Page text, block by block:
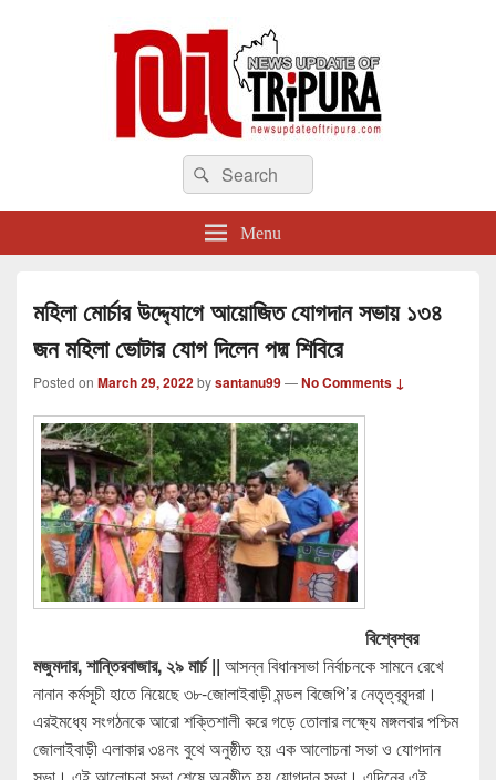
newsupdateoftripura.com
The one & only exceptional Bengali Version online news & infotainment portal
in Tripura.
Search
for:
Search
Menu
মহিলা মোর্চার উদ্দ্যোগে আয়োজিত যোগদান সভায় ১৩৪
জন মহিলা ভোটার যোগ দিলেন পদ্ম শিবিরে
Posted on March 29, 2022bysantanu99—No Comments ↓
বিশ্বেশ্বর
মজুমদার, শান্তিরবাজার, ২৯ মার্চ || আসন্ন বিধানসভা নির্বাচনকে সামনে রেখে
নানান কর্মসূচী হাতে নিয়েছে ৩৮-জোলাইবাড়ী মন্ডল বিজেপি’র নেতৃত্ববৃন্দরা।
এরইমধ্যে সংগঠনকে আরো শক্তিশালী করে গড়ে তোলার লক্ষ্যে মঙ্গলবার পশ্চিম
জোলাইবাড়ী এলাকার ৩৪নং বুথে অনুষ্ঠীত হয় এক আলোচনা সভা ও যোগদান